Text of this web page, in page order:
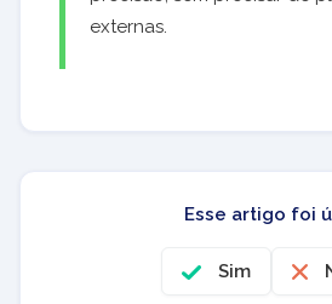
externas.
Esse artigo foi
Sim